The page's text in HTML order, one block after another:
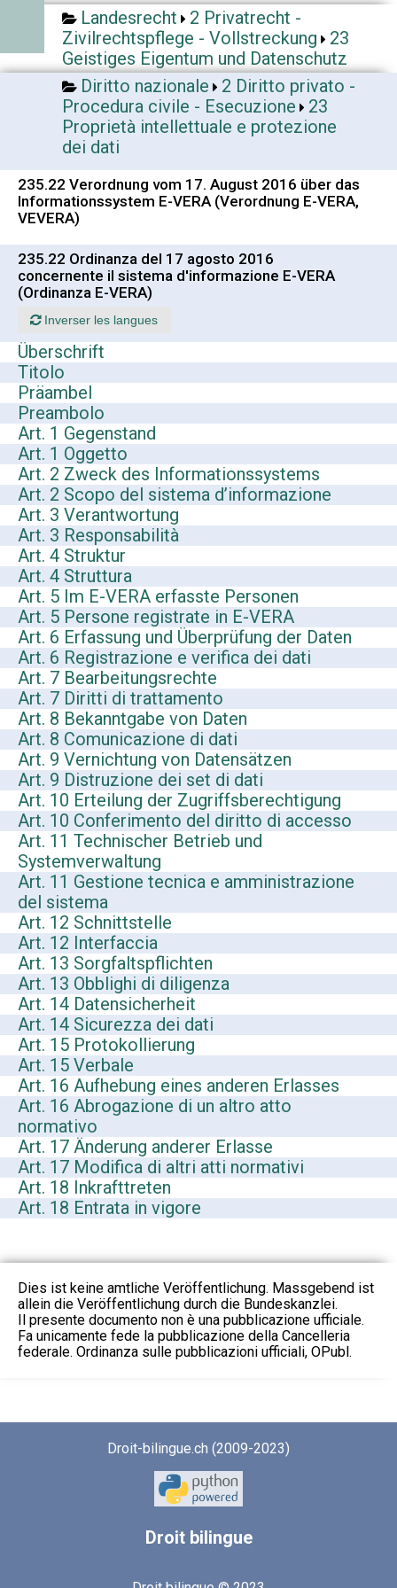
Landesrecht
2 Privatrecht -
Zivilrechtspflege - Vollstreckung
23
Geistiges Eigentum und Datenschutz
Diritto nazionale
2 Diritto privato -
Procedura civile - Esecuzione
23
Proprietà intellettuale e protezione
dei dati
235.22 Verordnung vom 17. August 2016 über das
Informationssystem E-VERA (Verordnung E-VERA,
VEVERA)
235.22 Ordinanza del 17 agosto 2016
concernente il sistema d'informazione E-VERA
(Ordinanza E-VERA)
Inverser les langues
Überschrift
Titolo
Präambel
Preambolo
Art. 1 Gegenstand
Art. 1 Oggetto
Art. 2 Zweck des Informationssystems
Art. 2 Scopo del sistema d’informazione
Art. 3 Verantwortung
Art. 3 Responsabilità
Art. 4 Struktur
Art. 4 Struttura
Art. 5 Im E-VERA erfasste Personen
Art. 5 Persone registrate in E-VERA
Art. 6 Erfassung und Überprüfung der Daten
Art. 6 Registrazione e verifica dei dati
Art. 7 Bearbeitungsrechte
Art. 7 Diritti di trattamento
Art. 8 Bekanntgabe von Daten
Art. 8 Comunicazione di dati
Art. 9 Vernichtung von Datensätzen
Art. 9 Distruzione dei set di dati
Art. 10 Erteilung der Zugriffsberechtigung
Art. 10 Conferimento del diritto di accesso
Art. 11 Technischer Betrieb und
Systemverwaltung
Art. 11 Gestione tecnica e amministrazione
del sistema
Art. 12 Schnittstelle
Art. 12 Interfaccia
Art. 13 Sorgfaltspflichten
Art. 13 Obblighi di diligenza
Art. 14 Datensicherheit
Art. 14 Sicurezza dei dati
Art. 15 Protokollierung
Art. 15 Verbale
Art. 16 Aufhebung eines anderen Erlasses
Art. 16 Abrogazione di un altro atto
normativo
Art. 17 Änderung anderer Erlasse
Art. 17 Modifica di altri atti normativi
Art. 18 Inkrafttreten
Art. 18 Entrata in vigore
Dies ist keine amtliche Veröffentlichung. Massgebend ist
allein die Veröffentlichung durch die Bundeskanzlei.
Il presente documento non è una pubblicazione ufficiale.
Fa unicamente fede la pubblicazione della Cancelleria
federale. Ordinanza sulle pubblicazioni ufficiali, OPubl.
Droit-bilingue.ch (2009-2023)
Droitbilingue